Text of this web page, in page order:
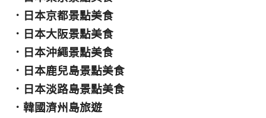
． 日本京都景點美食
． 日本大阪景點美食
． 日本沖繩景點美食
． 日本鹿兒島景點美食
． 日本淡路島景點美食
． 韓國濟州島旅遊